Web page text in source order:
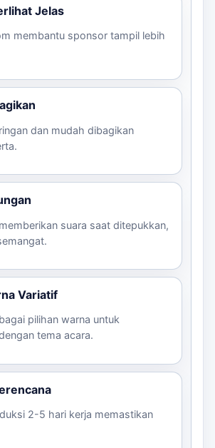
Jelas
membantu sponsor tampil lebih
dan mudah dibagikan
suara saat ditepukkan,
Variatif
pilihan warna untuk
tema acara.
2-5 hari kerja memastikan